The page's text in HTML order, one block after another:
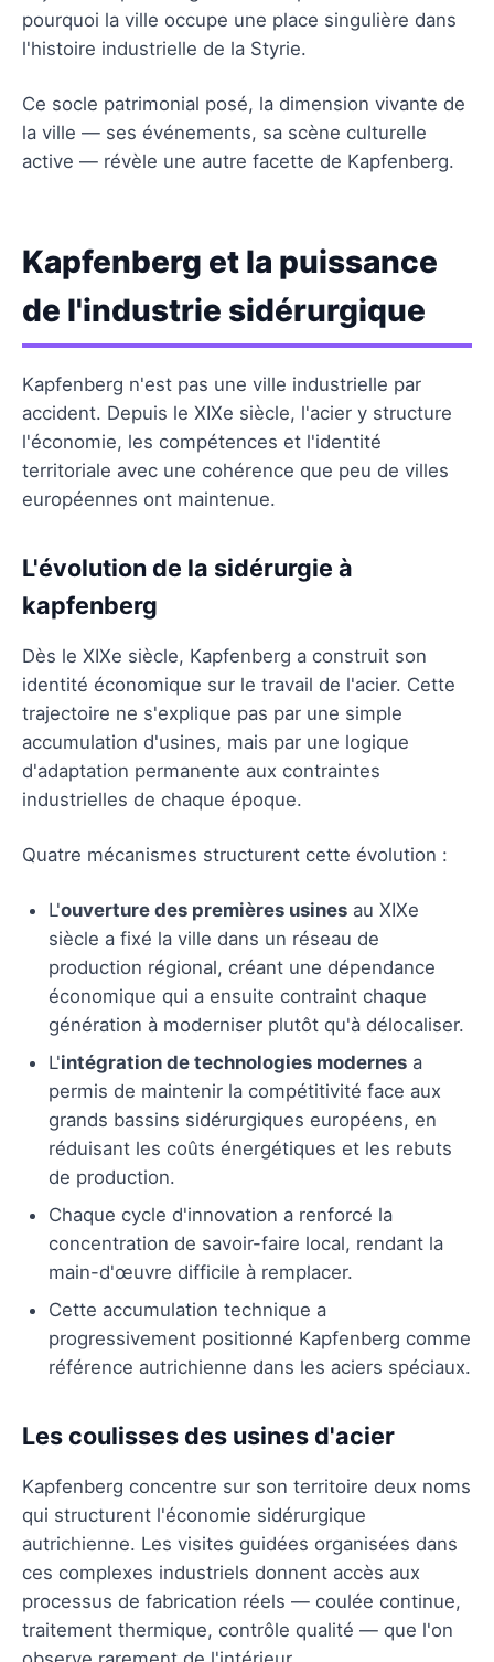
pourquoi la ville occupe une place singulière dans
l'histoire industrielle de la Styrie.
Ce socle patrimonial posé, la dimension vivante de
la ville — ses événements, sa scène culturelle
active — révèle une autre facette de Kapfenberg.
Kapfenberg et la puissance
de l'industrie sidérurgique
Kapfenberg n'est pas une ville industrielle par
accident. Depuis le XIXe siècle, l'acier y structure
l'économie, les compétences et l'identité
territoriale avec une cohérence que peu de villes
européennes ont maintenue.
L'évolution de la sidérurgie à
kapfenberg
Dès le XIXe siècle, Kapfenberg a construit son
identité économique sur le travail de l'acier. Cette
trajectoire ne s'explique pas par une simple
accumulation d'usines, mais par une logique
d'adaptation permanente aux contraintes
industrielles de chaque époque.
Quatre mécanismes structurent cette évolution :
L'ouverture des premières usines au XIXe
siècle a fixé la ville dans un réseau de
production régional, créant une dépendance
économique qui a ensuite contraint chaque
génération à moderniser plutôt qu'à délocaliser.
L'intégration de technologies modernes a
permis de maintenir la compétitivité face aux
grands bassins sidérurgiques européens, en
réduisant les coûts énergétiques et les rebuts
de production.
Chaque cycle d'innovation a renforcé la
concentration de savoir-faire local, rendant la
main-d'œuvre difficile à remplacer.
Cette accumulation technique a
progressivement positionné Kapfenberg comme
référence autrichienne dans les aciers spéciaux.
Les coulisses des usines d'acier
Kapfenberg concentre sur son territoire deux noms
qui structurent l'économie sidérurgique
autrichienne. Les visites guidées organisées dans
ces complexes industriels donnent accès aux
processus de fabrication réels — coulée continue,
traitement thermique, contrôle qualité — que l'on